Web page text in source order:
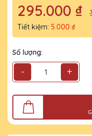
295.000 ₫
Tiết kiệm: 5.000 ₫
Số lượng:
- +